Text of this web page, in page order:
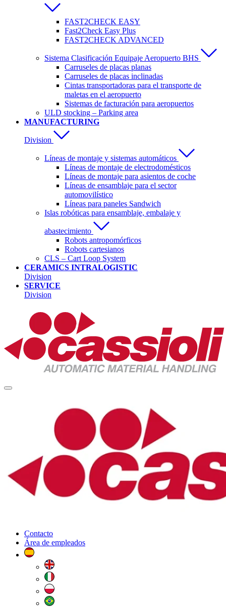
FAST2CHECK EASY
Fast2Check Easy Plus
FAST2CHECK ADVANCED
Sistema Clasificación Equipaje Aeropuerto BHS
Carruseles de placas planas
Carruseles de placas inclinadas
Cintas transportadoras para el transporte de
maletas en el aeropuerto
Sistemas de facturación para aeropuertos
ULD stocking – Parking area
MANUFACTURING
Division
Líneas de montaje y sistemas automáticos
Líneas de montaje de electrodomésticos
Líneas de montaje para asientos de coche
Líneas de ensamblaje para el sector
automovilístico
Líneas para paneles Sandwich
Islas robóticas para ensamblaje, embalaje y
abastecimiento
Robots antropomórficos
Robots cartesianos
CLS – Cart Loop System
CERAMICS INTRALOGISTIC
Division
SERVICE
Division
Contacto
Área de empleados